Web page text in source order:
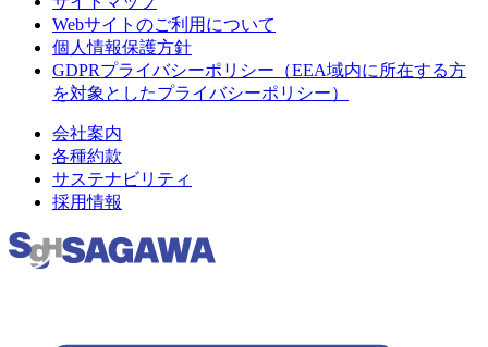
Webサイトのご利用について
個人情報保護方針
GDPRプライバシーポリシー（EEA域内に所在する方
を対象としたプライバシーポリシー）
会社案内
各種約款
サステナビリティ
採用情報